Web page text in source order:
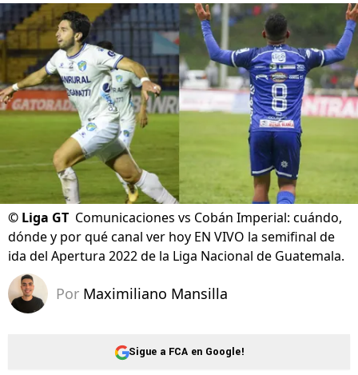
© Liga GT Comunicaciones vs Cobán Imperial: cuándo,
dónde y por qué canal ver hoy EN VIVO la semifinal de
ida del Apertura 2022 de la Liga Nacional de Guatemala.
Por Maximiliano Mansilla
Sigue a FCA en Google!